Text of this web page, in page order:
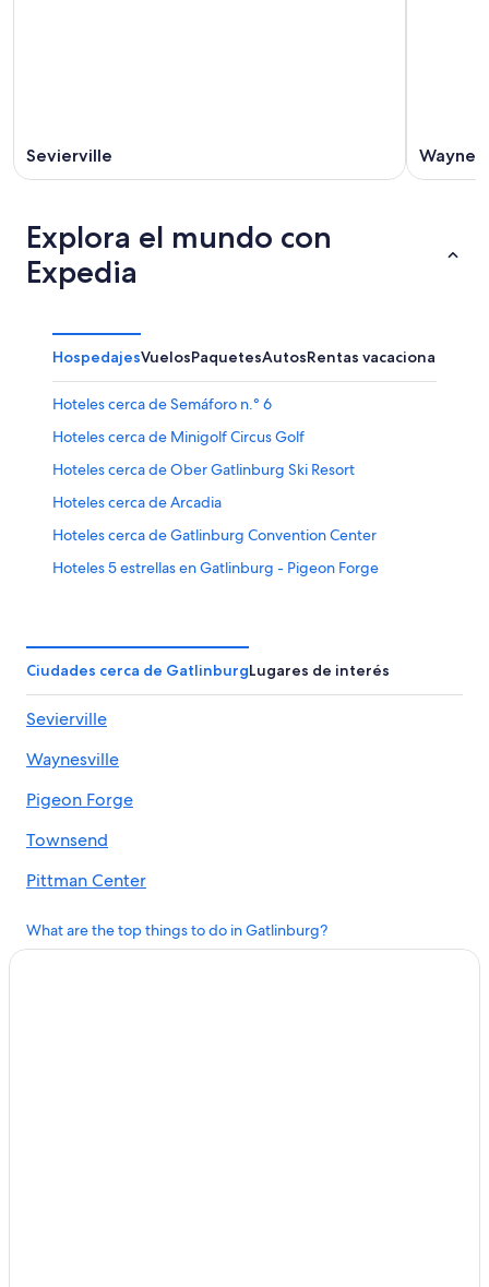
Sevierville
Explora el mundo con
Expedia
HospedajesVuelosPaquetesAutosRentas vacacionales
Hoteles cerca de Semáforo n.° 6
Hoteles cerca de Minigolf Circus Golf
Hoteles cerca de Ober Gatlinburg Ski Resort
Hoteles cerca de Arcadia
Hoteles cerca de Gatlinburg Convention Center
Hoteles 5 estrellas en Gatlinburg - Pigeon Forge
Condominios en Gatlinburg - Pigeon Forge
Hoteles de Great Wolf Lodge en Gatlinburg - Pigeon
Forge
Hoteles de ski en Gatlinburg - Pigeon Forge
Hoteles cerca del acuario en Gatlinburg - Pigeon Forge
Hoteles con cocina en Gatlinburg - Pigeon Forge
Forge
Ciudades cerca de GatlinburgLugares de interés
Sevierville
Waynesville
Pigeon Forge
Townsend
Pittman Center
Cosby
What are the top things to do in Gatlinburg?